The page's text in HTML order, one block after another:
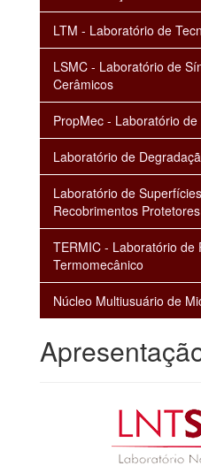
LTM - Laboratório de
LSMC - Laboratório de
Cerâmicos
PropMec - Laboratório
Laboratório de
Laboratório de
Recobrimentos Protetores
TERMIC - Laboratório de
Termomecânico
Núcleo Multiusuário de